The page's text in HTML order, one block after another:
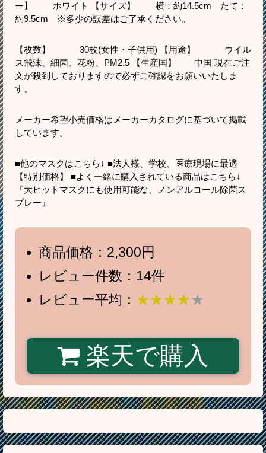
ー】 ホワイト 【サイズ】 横：約14.5cm たて：
約9.5cm ※多少の誤差はご了承ください。
【枚数】 30枚(女性・子供用) 【用途】 ウイル
ス飛沫、細菌、花粉、PM2.5 【生産国】 中国 現在ご注
文が殺到しておりますので必ずご確認をお願いいたしま
す。
メーカー希望小売価格はメーカーカタログに基づいて掲載
しています。
■他のマスクはこちら↓ ■法人様、学校、医療現場に最適
【特別価格】 ■よく一緒に購入されている商品はこちら↓
『大ヒットマスクにも使用可能な、ノンアルコール除菌ス
プレー』
商品価格：2,300円
レビュー件数：14件
レビュー平均： ★★★★★
楽天で購入